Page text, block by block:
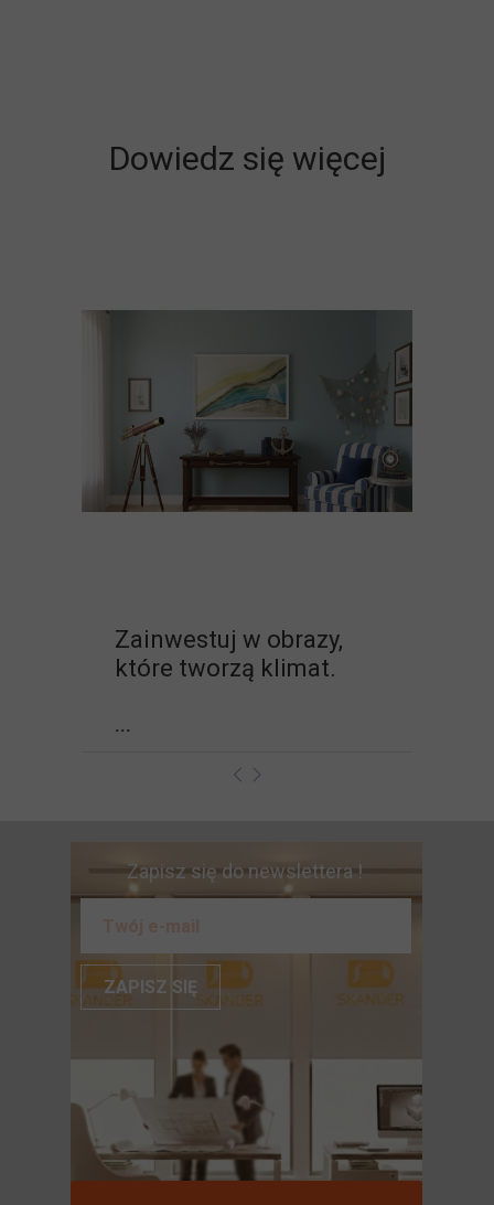
Dowiedz się więcej
Zainwestuj w obrazy,
które tworzą klimat.
...
Zapisz się do newslettera !
ZAPISZ SIĘ